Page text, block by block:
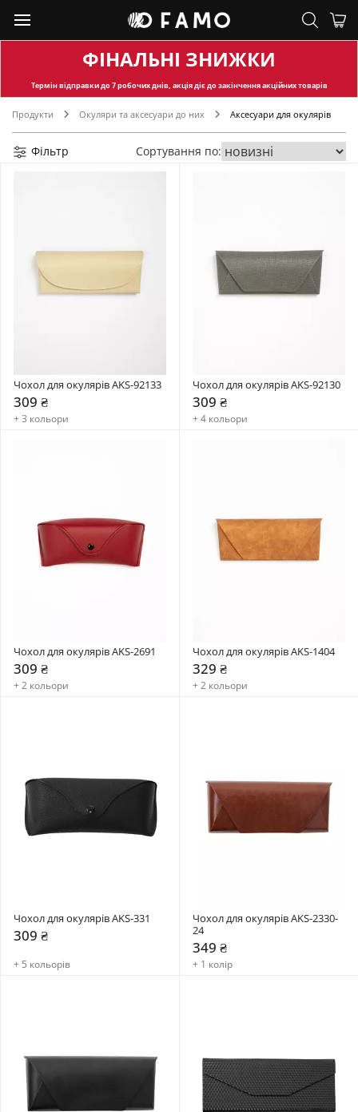
ФІНАЛЬНІ ЗНИЖКИ
Термін відправкидо 7 робочих днів, акція діє до закінчення акційних товарів
Продукти Окуляри та аксесуари до них Аксесуари для окулярів
Фільтр Сортування по:
Чохол для окулярів AKS-92133
309 ₴
+ 3 кольори
Чохол для окулярів AKS-92130
309 ₴
+ 4 кольори
Чохол для окулярів AKS-2691
309 ₴
+ 2 кольори
Чохол для окулярів AKS-1404
329 ₴
+ 2 кольори
Чохол для окулярів AKS-331
309 ₴
+ 5 кольорів
Чохол для окулярів AKS-2330-
24
349 ₴
+ 1 колір